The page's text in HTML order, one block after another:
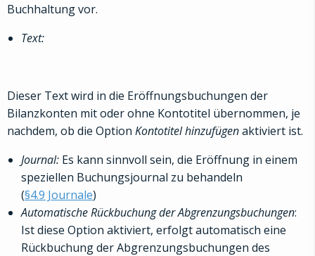
Buchhaltung vor.
Text:
Dieser Text wird in die Eröffnungsbuchungen der
Bilanzkonten mit oder ohne Kontotitel übernommen, je
nachdem, ob die Option Kontotitel hinzufügenaktiviert ist.
Journal: Es kann sinnvoll sein, die Eröffnung in einem
speziellen Buchungsjournal zu behandeln
(§4.9 Journale)
Automatische Rückbuchung der Abgrenzungsbuchungen:
Ist diese Option aktiviert, erfolgt automatisch eine
Rückbuchung der Abgrenzungsbuchungen des